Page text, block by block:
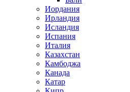
Иордания
Ирландия
Исландия
Испания
Италия
Казахстан
Камбоджа
Канада
Катар